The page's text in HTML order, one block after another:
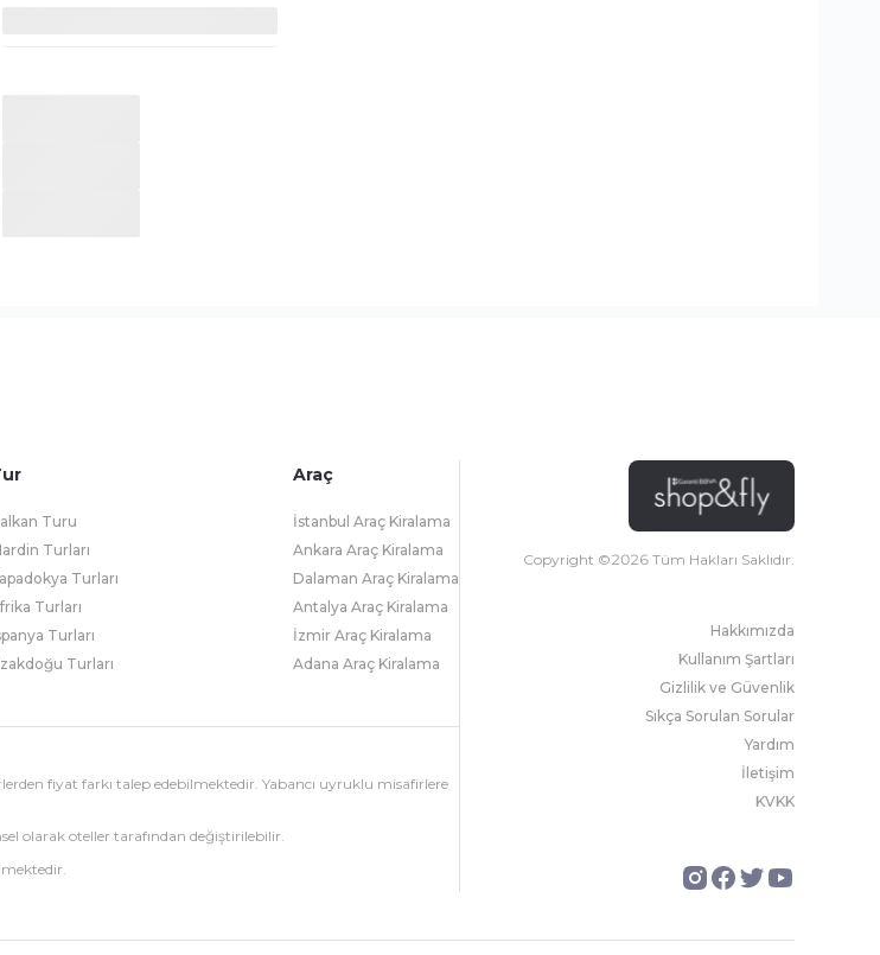
Turu
Turları
Turları
Turları
Turları
Turları
Araç
İstanbul Araç Kiralama
Ankara Araç Kiralama
Dalaman Araç Kiralama
Antalya Araç Kiralama
İzmir Araç Kiralama
Adana Araç Kiralama
fiyat farkı talep edebilmektedir. Yabancı uyruklu misafirlere
olarak oteller tarafından değiştirilebilir.
Copyright ©2026 Tüm Hakları Saklıdır.
Hakkımızda
Kullanım Şartları
Gizlilik ve Güvenlik
Sıkça Sorulan Sorular
Yardım
İletişim
KVKK